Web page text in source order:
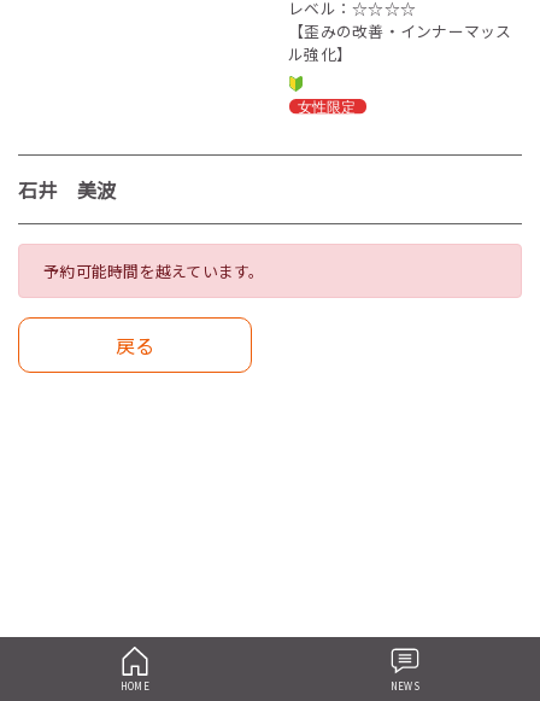
レベル：☆☆☆☆
【歪みの改善・インナーマッス
ル強化】
石井 美波
予約可能時間を越えています。
戻る
HOME NEWS